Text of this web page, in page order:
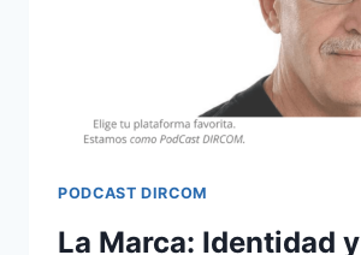
PODCAST DIRCOM
La Marca: Identidad y